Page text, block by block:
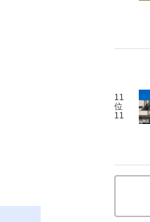
11
位
11